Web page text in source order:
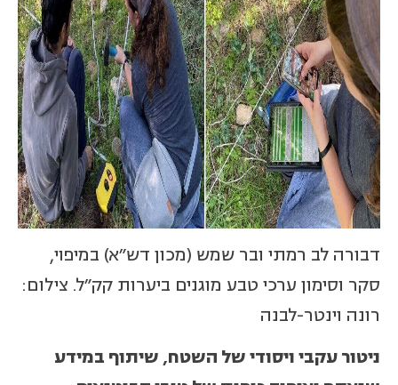
דבורה לב רמתי ובר שמש (מכון דש"א) במיפוי,
סקר וסימון ערכי טבע מוגנים ביערות קק"ל. צילום:
רונה וינטר-לבנה
ניטור עקבי ויסודי של השטח, שיתוף במידע